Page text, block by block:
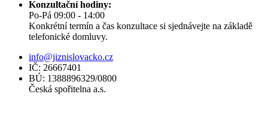
Konzultační hodiny:
Po-Pá 09:00 - 14:00
Konkrétní termín a čas konzultace si sjednávejte na základě
telefonické domluvy.
info@jiznislovacko.cz
IČ: 26667401
BÚ: 1388896329/0800
Česká spořitelna a.s.